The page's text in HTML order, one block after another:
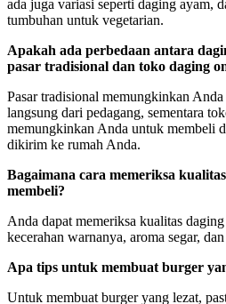
ada juga variasi seperti daging ayam,
tumbuhan untuk vegetarian.
Apakah ada perbedaan antara
pasar tradisional dan toko daging
Pasar tradisional memungkinkan
langsung dari pedagang, sementara
memungkinkan Anda untuk membeli
dikirim ke rumah Anda.
Bagaimana cara memeriksa
membeli?
Anda dapat memeriksa kualitas
kecerahan warnanya, aroma segar,
Apa tips untuk membuat burger
Untuk membuat burger yang lezat,